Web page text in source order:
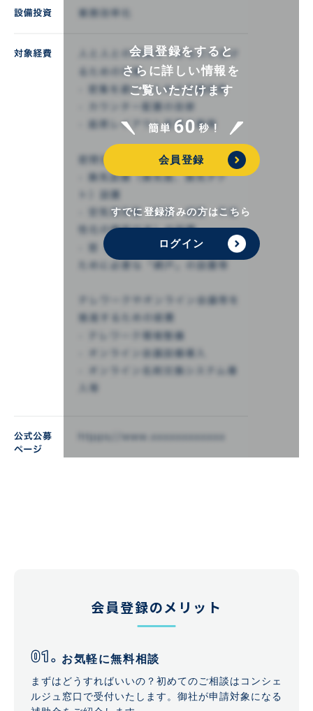
会員登録をすると
さらに詳しい情報を
ご覧いただけます
会員登録
すでに登録済みの方はこちら
ログイン
会員登録のメリット
お気軽に無料相談
まずはどうすればいいの？初めてのご相談はコンシェ
ルジュ窓口で受付いたします。御社が申請対象になる